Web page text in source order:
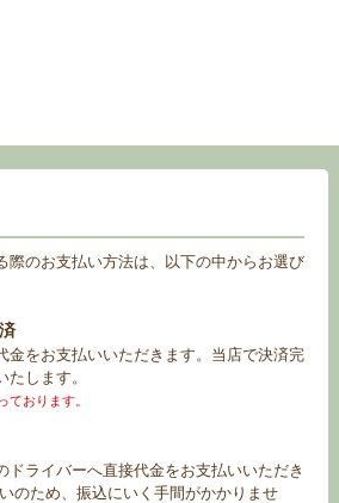
際のお支払い方法は、以下の中からお選び
金をお支払いいただきます。当店で決済完
します。
おります。
ドライバーへ直接代金をお支払いいただき
のため、振込にいく手間がかかりませ